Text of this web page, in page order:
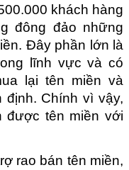
khách hàng
đông đảo những
Đây phần lớn là
lĩnh vực và có
lại tên miền và
định. Chính vì vậy,
được tên miền với